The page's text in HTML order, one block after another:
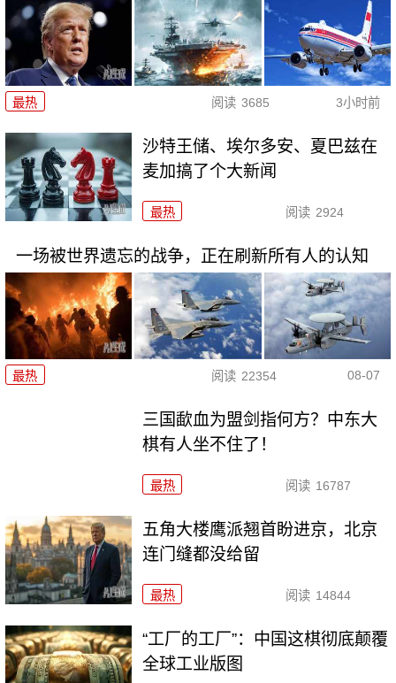
最热 阅读 3685 3小时前
沙特王储、埃尔多安、夏巴兹在
麦加搞了个大新闻
最热 阅读 2924
一场被世界遗忘的战争，正在刷新所有人的认知
最热 阅读 22354 08-07
三国歃血为盟剑指何方？中东大
棋有人坐不住了！
最热 阅读 16787
五角大楼鹰派翘首盼进京，北京
连门缝都没给留
最热 阅读 14844
“工厂的工厂”：中国这棋彻底颠覆
全球工业版图